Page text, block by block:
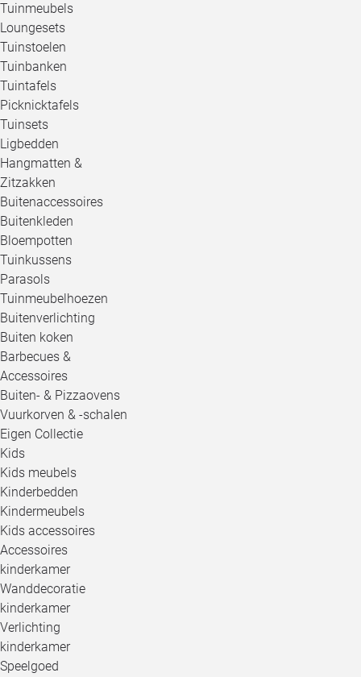
Tuinmeubels
Loungesets
Tuinstoelen
Tuinbanken
Tuintafels
Picknicktafels
Tuinsets
Ligbedden
Hangmatten &
Zitzakken
Buitenaccessoires
Buitenkleden
Bloempotten
Tuinkussens
Parasols
Tuinmeubelhoezen
Buitenverlichting
Buiten koken
Barbecues &
Accessoires
Buiten- & Pizzaovens
Vuurkorven & -schalen
Eigen Collectie
Kids
Kids meubels
Kinderbedden
Kindermeubels
Kids accessoires
Accessoires
kinderkamer
Wanddecoratie
kinderkamer
Verlichting
kinderkamer
Speelgoed